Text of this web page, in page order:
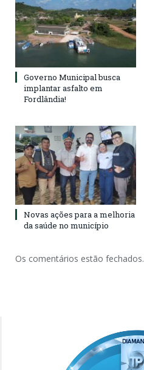
Governo Municipal busca
implantar asfalto em
Fordlândia!
Novas ações para a melhoria
da saúde no município
Os comentários estão fechados.